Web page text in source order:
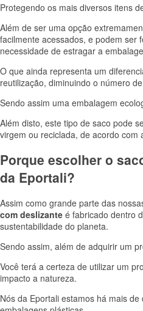
Protegendo os mais diversos itens
Além de ser uma opção
facilmente acessados, e podem ser
necessidade de estragar a
O que ainda representa um
reutilização, diminuindo o número
Sendo assim uma embalagem
Além disto, este tipo de saco pode
virgem ou reciclada, de acordo com
Porque escolher o
da Eportali?
Assim como grande parte das
com deslizante é fabricado dentro
sustentabilidade do planeta.
Sendo assim, além de adquirir um
Você terá a certeza de utilizar um
impacto a natureza.
Nós da Eportali estamos há mais de